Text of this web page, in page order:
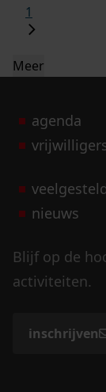
1
Meer
agenda
nieuws
Blijf op de
activiteiten.
inschrijven